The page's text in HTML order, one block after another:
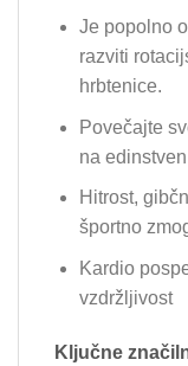
Je popolno
razviti
hrbtenice.
Povečajte
na
Hitrost,
športno
Kardio
vzdržljivost
Ključne